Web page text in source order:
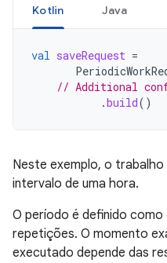
Kotlin Java
val saveRequest =
// Additional
.build()
Neste exemplo, o
intervalo de uma hora.
O período é definido
repetições. O momento
executado depende das